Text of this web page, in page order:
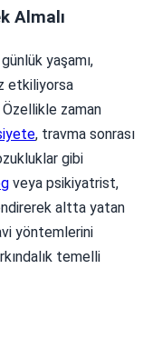
Almalı
yaşamı,
etkiliyorsa
zaman
, travma sonrası
gibi
veya psikiyatrist,
altta yatan
yöntemlerini
temelli